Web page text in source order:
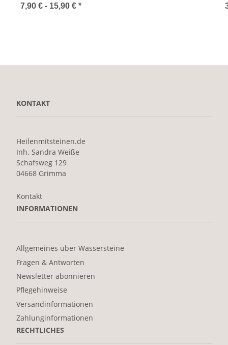
7,90 € - 15,90 € *
KONTAKT
Heilenmitsteinen.de
Inh. Sandra Weiße
Schafsweg 129
04668 Grimma
Kontakt
INFORMATIONEN
Allgemeines über Wassersteine
Fragen & Antworten
Newsletter abonnieren
Pflegehinweise
Versandinformationen
Zahlunginformationen
RECHTLICHES